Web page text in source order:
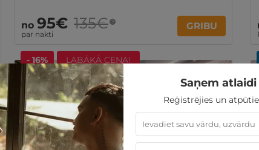
no 95€
par nakti
135€ ? GRIBU
- 16% LABĀKĀ CENA!
Saņem
Reģistrējies un